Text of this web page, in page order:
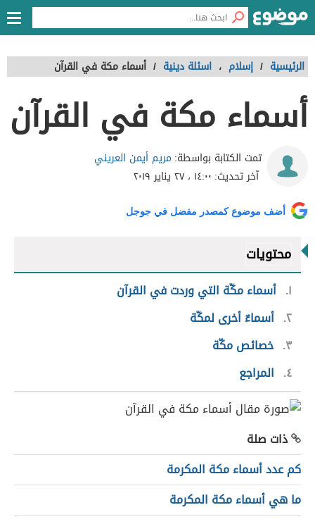
الرئيسية / إسلام ، اسئلة دينية / أسماء مكة في القرآن
أسماء مكة في القرآن
تمت الكتابة بواسطة: مريم أيمن العريني
آخر تحديث: ١٤:٠٠ ، ٢٧ يناير ٢٠١٩
أضف موضوع كمصدر مفضل في جوجل
محتويات
١ أسماء مكّة التي وردت في القرآن
٢ أسماءٌ أخرى لمكّة
٣ خصائص مكّة
٤
المراجع
ذات صلة
كم عدد أسماء مكة المكرمة
ما هي أسماء مكة المكرمة